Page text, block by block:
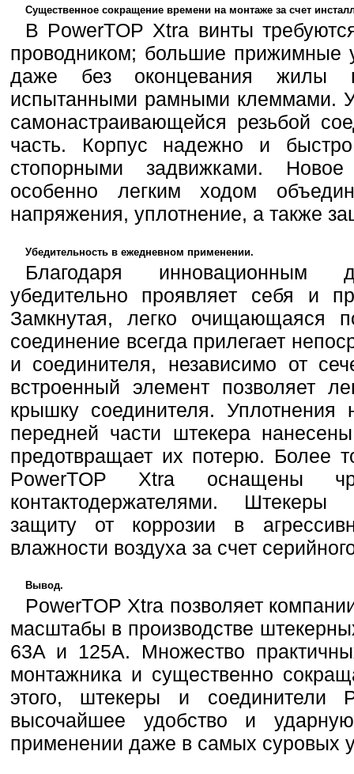
Существенное сокращение времени на монтаже за счет
В PowerTOP Xtra винты
проводником; большие прижимные
даже без оконцевания жилы
испытанными рамными клеммами.
самонастраивающейся резьбой
часть. Корпус надежно и
стопорными задвижками.
особенно легким ходом
напряжения, уплотнение, а также
Убедительность в ежедневном применении.
Благодаря инновационным
убедительно проявляет себя и
Замкнутая, легко очищающаяся
соединение всегда прилегает
и соединителя, независимо от
встроенный элемент позволяет
крышку соединителя.
передней части штекера
предотвращает их потерю. Более
PowerTOP Xtra оснащены
контактодержателями.
защиту от коррозии в
влажности воздуха за счет
Вывод.
PowerTOP Xtra позволяет
масштабы в производстве
63A и 125A. Множество
монтажника и существенно
этого, штекеры и соединители
высочайшее удобство и
применении даже в самых суровых